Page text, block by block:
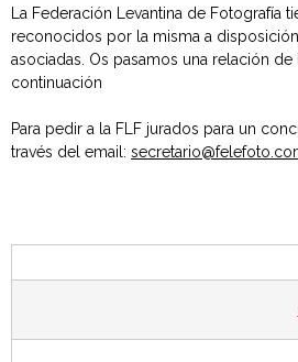
ó
n
e
a
t
La Federación Levantina de Fotografía
reconocidos por la misma a
asociadas. Os pasamos una relación
continuación
Para pedir a la FLF jurados para un
través del email: